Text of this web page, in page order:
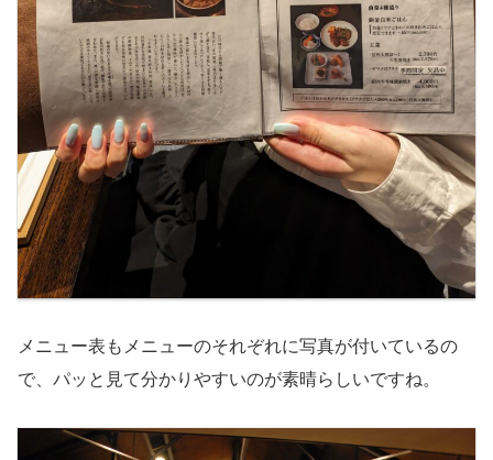
メニュー表もメニューのそれぞれに写真が付いているの
で、パッと見て分かりやすいのが素晴らしいですね。